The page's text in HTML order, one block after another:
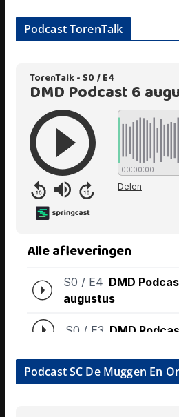
Podcast TorenTalk
Podcast SC De Muggen En